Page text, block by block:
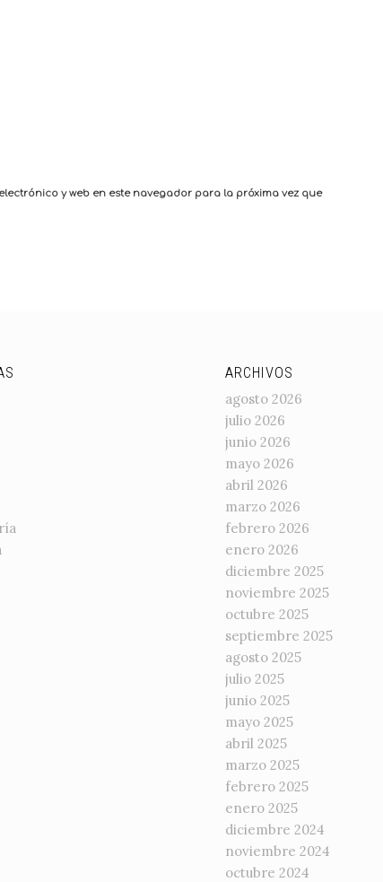
y web en este navegador para la próxima vez que
ARCHIVOS
agosto 2026
julio 2026
junio 2026
mayo 2026
abril 2026
marzo 2026
febrero 2026
enero 2026
diciembre 2025
noviembre 2025
octubre 2025
septiembre 2025
agosto 2025
julio 2025
junio 2025
mayo 2025
abril 2025
marzo 2025
febrero 2025
enero 2025
diciembre 2024
noviembre 2024
octubre 2024